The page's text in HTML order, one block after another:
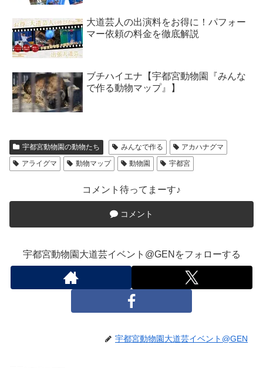
大道芸人の出演料をお得に！パフォー
マー依頼の料金を徹底解説
ブチハイエナ【宇都宮動物園『みんな
で作る動物マップ』】
宇都宮動物園の動物たち みんなで作る
アカハナグマ
アライグマ
動物マップ 動物園 宇都宮
コメント待ってまーす♪
コメント
宇都宮動物園大道芸イベント@GENをフォローする
宇都宮動物園大道芸イベント@GEN